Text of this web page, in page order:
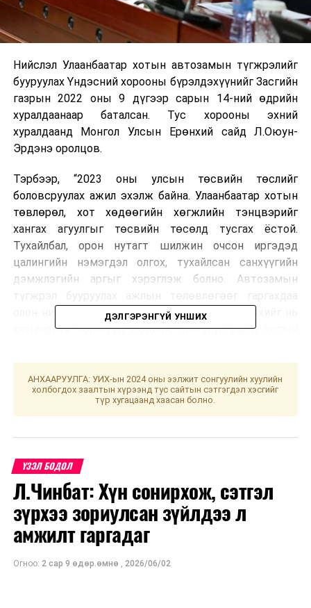
Нийслэл Улаанбаатар хотын автозамын түгжрэлийг
бууруулах Үндэсний хорооны бүрэлдэхүүнийг Засгийн
газрын 2022 оны 9 дүгээр сарын 14-ний өдрийн
хуралдаанаар баталсан. Тус хорооны эхний
хуралдаанд Монгол Улсын Ерөнхий сайд Л.Оюун-
Эрдэнэ оролцов.
Тэрбээр, “2023 оны улсын төсвийн төслийг
боловсруулах ажил эхэлж байна. Улаанбаатар хотын
төвлөрөл, хот хөдөөгийн хөгжлийн тэнцвэрийг
хангах агуулгыг төсвийн төсөлд тусгах ёстой.
Тухайлбал, орон нутагт шилжин очсон иргэдэд
цалингийн нэмэгдэл олгох, тухайлсан санхүүгийн
дэмжлэгийн аргыг хэрэглэж болно. Автозамын
олон нийтэд сонгох хувилбар өгөхгүйгээр эрхийг нь
хязгаарлаж болохгүй. Лондон, Сингапур зэрэг хотын
нэвтрүүлэх шаардлагатай” гэв. Ерөнхий сайд
дараагийн Засгийн газрын хуралдаанд Улаанбаатар
хотын автозамын түгжрэл бууруулах урьдчилсан
төлөвлөгөөг танилцуулахыг үүрэг болголоо.
ДЭЛГЭРЭНГҮЙ УНШИХ
АНХААРУУЛГА: УИХ-ын 2024 оны ээлжит сонгуулийн хуулийн
холбогдох заалтын хүрээнд тус сайтын сэтгэгдэл хэсгийг
түр хугацаанд хаасан болно.
ҮЗЭЛ БОДОЛ
Л.Чинбат: Хүн сонирхож, сэтгэл
зүрхээ зориулсан зүйлдээ л
амжилт гаргадаг
Огноо: 2 сар 9 өдөр.өмнө , 2026/06/02